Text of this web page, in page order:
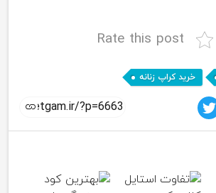
Rate this post
, خرید کراپ زنانه